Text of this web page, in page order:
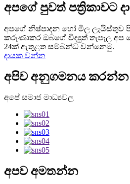
අපගේ පුවත් පත්‍රිකාවට
අපගේ නිෂ්පාදන හෝ මිල ලැයිස්තුව
කරුණාකර ඔබගේ විද්‍යුත් තැපෑල අප
24ක් ඇතුළත සම්බන්ධ වන්නෙමු.
දායක වන්න
අපිව අනුගමනය කරන්න
අපේ සමාජ මාධ්‍යවල
අපව අමතන්න